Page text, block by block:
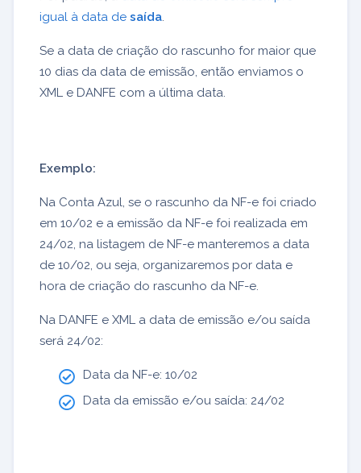
igual à data de saída
Se a data de criação do rascunho for maior que
10 dias da data de emissão, então enviamos o
XML e DANFE com a última data.
Exemplo:
Na Conta Azul, se o rascunho da NF-e foi criado
em 10/02 e a emissão da NF-e foi realizada em
24/02, na listagem de NF-e manteremos a data
de 10/02, ou seja, organizaremos por data e
hora de criação do rascunho da NF-e.
Na DANFE e XML a data de emissão e/ou saída
será 24/02:
Data da NF-e: 10/02
Data da emissão e/ou saída: 24/02